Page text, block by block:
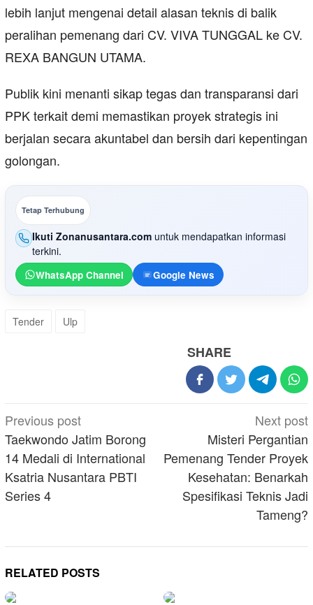
lebih lanjut mengenai detail alasan teknis di balik
peralihan pemenang dari CV. VIVA TUNGGAL ke CV.
REXA BANGUN UTAMA.
Publik kini menanti sikap tegas dan transparansi dari
PPK terkait demi memastikan proyek strategis ini
berjalan secara akuntabel dan bersih dari kepentingan
golongan.
Tetap Terhubung
Ikuti Zonanusantara.com untuk mendapatkan informasi
terkini.
WhatsApp Channel Google News
Tender Ulp
SHARE
Post
navigation
Previous post
Taekwondo Jatim Borong
14 Medali di International
Ksatria Nusantara PBTI
Series 4
Next post
Misteri Pergantian
Pemenang Tender Proyek
Kesehatan: Benarkah
Spesifikasi Teknis Jadi
Tameng?
RELATED POSTS